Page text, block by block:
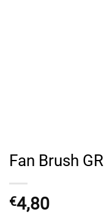
Fan Brush GR
€4,80